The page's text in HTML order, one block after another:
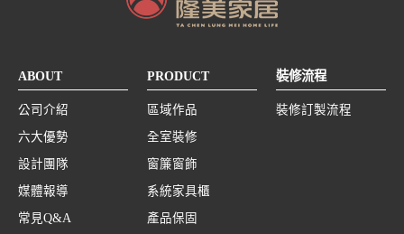
ABOUT
公司介紹
六大優勢
設計團隊
媒體報導
常見Q&A
PRODUCT
區域作品
全室裝修
窗簾窗飾
系統家具櫃
產品保固
裝修流程
裝修訂製流程